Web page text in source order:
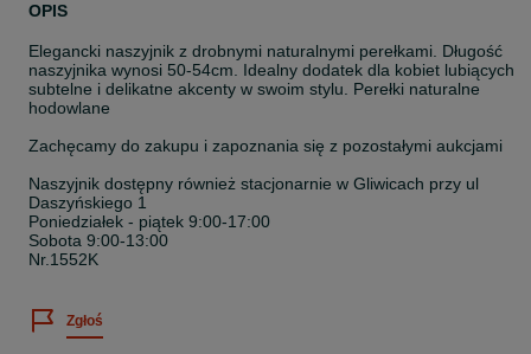
OPIS
Elegancki naszyjnik z drobnymi naturalnymi perełkami. Długość
naszyjnika wynosi 50-54cm. Idealny dodatek dla kobiet lubiących
subtelne i delikatne akcenty w swoim stylu. Perełki naturalne
hodowlane
Zachęcamy do zakupu i zapoznania się z pozostałymi aukcjami
Naszyjnik dostępny również stacjonarnie w Gliwicach przy ul
Daszyńskiego 1
Poniedziałek - piątek 9:00-17:00
Sobota 9:00-13:00
Nr.1552K
Zgłoś